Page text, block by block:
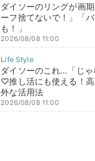
ダイソーのリングが画
ーフ捨てないで！」「
も！」
2026/08/08 11:00
ダイソーのこれ…「じ
♡推し活にも使える！
外な活用法
2026/08/08 11:00